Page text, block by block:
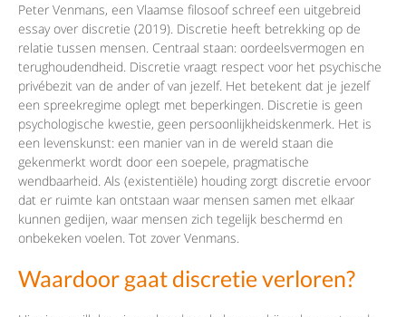
Peter Venmans, een Vlaamse filosoof schreef een uitgebreid
essay over discretie (2019). Discretie heeft betrekking op de
relatie tussen mensen. Centraal staan: oordeelsvermogen en
terughoudendheid. Discretie vraagt respect voor het psychische
privébezit van de ander of van jezelf. Het betekent dat je jezelf
een spreekregime oplegt met beperkingen. Discretie is geen
psychologische kwestie, geen persoonlijkheidskenmerk. Het is
een levenskunst: een manier van in de wereld staan die
gekenmerkt wordt door een soepele, pragmatische
wendbaarheid. Als (existentiële) houding zorgt discretie ervoor
dat er ruimte kan ontstaan waar mensen samen met elkaar
kunnen gedijen, waar mensen zich tegelijk beschermd en
onbekeken voelen. Tot zover Venmans.
Waardoor gaat discretie verloren?